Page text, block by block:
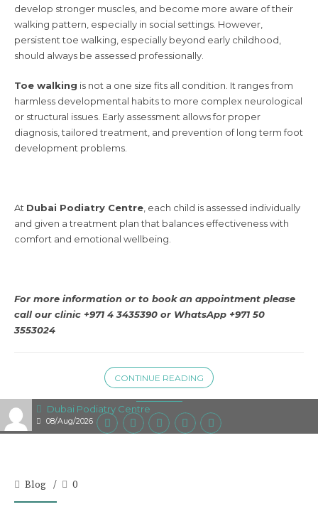
Dubai Podiatry Centre
08/Aug/2026
develop stronger muscles, and become more aware of their
walking pattern, especially in social settings. However,
persistent toe walking, especially beyond early childhood,
should always be assessed professionally.
Toe walking is not a one size fits all condition. It ranges from
harmless developmental habits to more complex neurological
or structural issues. Early assessment allows for proper
diagnosis, tailored treatment, and prevention of long term foot
development problems.
At Dubai Podiatry Centre , each child is assessed individually
and given a treatment plan that balances effectiveness with
comfort and emotional wellbeing.
For more information or to book an appointment please
call our clinic +971 4 3435390 or WhatsApp +971 50
3553024
CONTINUE READING
Blog 0